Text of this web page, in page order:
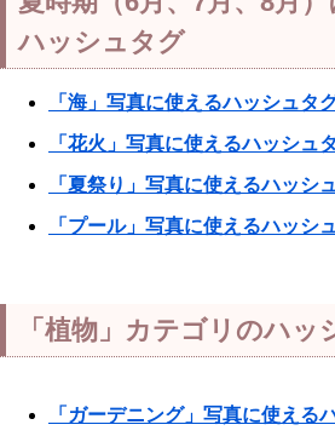
ハッシュタグ
「海」写真に使えるハッシュタ
「花火」写真に使えるハッシュ
「夏祭り」写真に使えるハッシ
「プール」写真に使えるハッシ
「植物」カテゴリのハッ
「ガーデニング」写真に使える